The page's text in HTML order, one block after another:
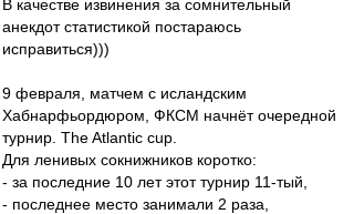
В качестве извинения за сомнительный
анекдот статистикой постараюсь
исправиться)))
9 февраля, матчем с исландским
Хабнарфьордюром, ФКСМ начнёт очередной
турнир. The Atlantic cup.
Для ленивых сокнижников коротко:
- за последние 10 лет этот турнир 11-тый,
- последнее место занимали 2 раза,